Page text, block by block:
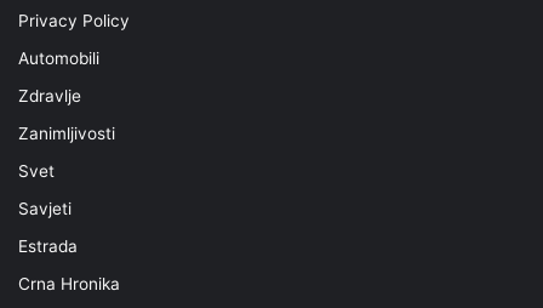
Privacy Policy
Automobili
Zdravlje
Zanimljivosti
Svet
Savjeti
Estrada
Crna Hronika